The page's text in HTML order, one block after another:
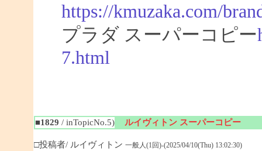
https://kmuzaka.com/
プラダ スーパーコピー
7.html
■1829 / inTopicNo.5) ルイヴィトン スーパーコピー
□投稿者/ ルイヴィトン 一般人(1回)-(2025/04/10(Thu) 13:02:30)